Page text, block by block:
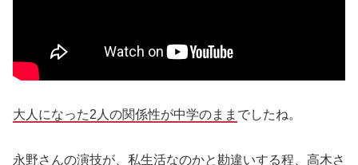
大人になった2人の関係性が中学のまま でしたね。
永野さんの演技が、私生活なのかと勘違いする程、高木さ